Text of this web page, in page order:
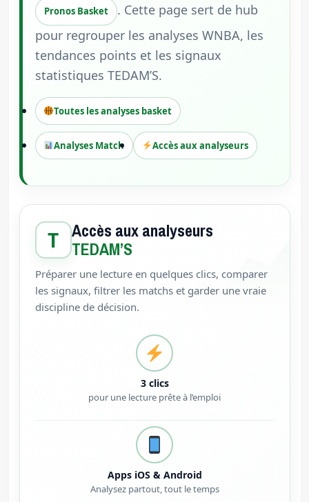
Pronos Basket
. Cette page sert de hub
pour regrouper les analyses WNBA, les
tendances points et les signaux
statistiques TEDAM’S.
Toutes les analyses basket
Analyses Match Accès aux analyseurs
T Accès aux analyseurs
TEDAM’S
Préparer une lecture en quelques clics, comparer
les signaux, filtrer les matchs et garder une vraie
discipline de décision.
3 clics
pour une lecture prête à l’emploi
Apps iOS & Android
Analysez partout, tout le temps